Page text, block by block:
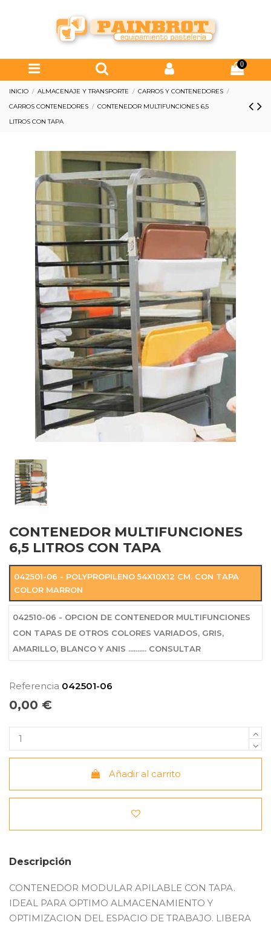
0
INICIO ALMACENAJE Y TRANSPORTE
CARROS Y CONTENEDORES
CARROS CONTENEDORES
CONTENEDOR MULTIFUNCIONES 6,5
LITROS CON TAPA
CONTENEDOR MULTIFUNCIONES
6,5 LITROS CON TAPA
042510-06 - OPCION DE CONTENEDOR MULTIFUNCIONES
CON TAPAS DE OTROS COLORES VARIADOS, GRIS,
AMARILLO, BLANCO Y ANIS .......... CONSULTAR
042501-06 - POLYPROPILENO 54X10X12 CM. CON TAPA
COLOR MARRON
Referencia 042501-06
0,00 €
Añadir al carrito
Descripción
CONTENEDOR MODULAR APILABLE CON TAPA.
IDEAL PARA OPTIMO ALMACENAMIENTO Y
OPTIMIZACION DEL ESPACIO DE TRABAJO. LIBERA